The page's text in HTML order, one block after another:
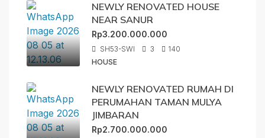
NEWLY RENOVATED HOUSE
NEAR SANUR
Rp3.200.000.000
SH53-SWI 3
140
HOUSE
NEWLY RENOVATED RUMAH DI
PERUMAHAN TAMAN MULYA
JIMBARAN
Rp2.700.000.000